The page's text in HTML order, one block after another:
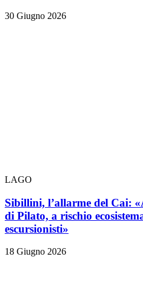
30 Giugno 2026
LAGO
Sibillini, l’allarme del Cai:
di Pilato, a rischio
escursionisti»
18 Giugno 2026